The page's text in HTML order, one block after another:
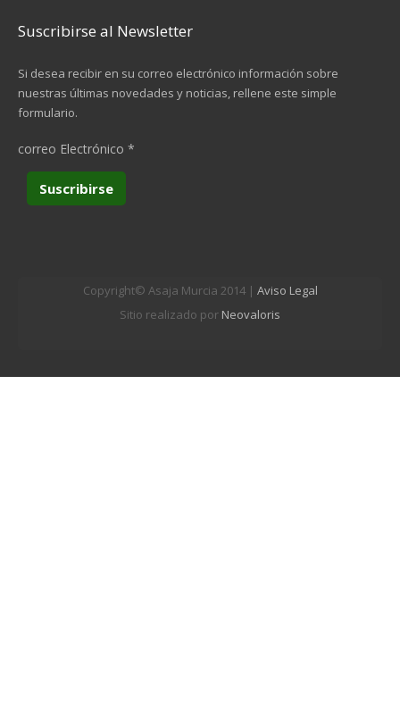
Suscribirse al Newsletter
Si desea recibir en su correo electrónico información sobre
nuestras últimas novedades y noticias, rellene este simple
formulario.
correo Electrónico *
Copyright© Asaja Murcia 2014 | Aviso Legal
Sitio realizado por Neovaloris